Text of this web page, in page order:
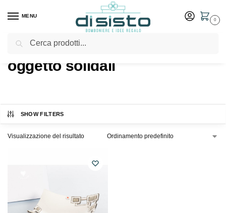
MENU
0
Home Shop Prodotti taggati “oggetto solidali”
oggetto solidali
SHOW FILTERS
Visualizzazione del risultato